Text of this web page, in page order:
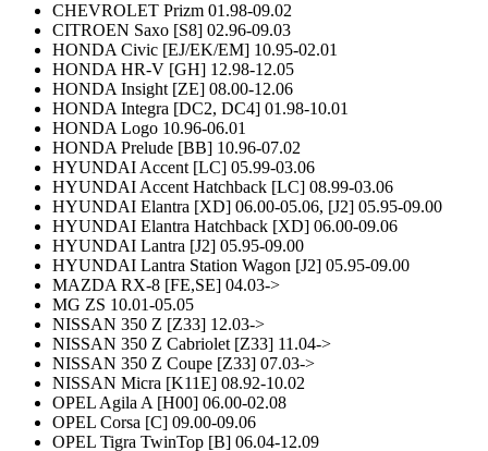
CHEVROLET Prizm 01.98-09.02
CITROEN Saxo [S8] 02.96-09.03
HONDA Civic [EJ/EK/EM] 10.95-02.01
HONDA HR-V [GH] 12.98-12.05
HONDA Insight [ZE] 08.00-12.06
HONDA Integra [DC2, DC4] 01.98-10.01
HONDA Logo 10.96-06.01
HONDA Prelude [BB] 10.96-07.02
HYUNDAI Accent [LC] 05.99-03.06
HYUNDAI Accent Hatchback [LC] 08.99-03.06
HYUNDAI Elantra [XD] 06.00-05.06, [J2] 05.95-09.00
HYUNDAI Elantra Hatchback [XD] 06.00-09.06
HYUNDAI Lantra [J2] 05.95-09.00
HYUNDAI Lantra Station Wagon [J2] 05.95-09.00
MAZDA RX-8 [FE,SE] 04.03->
MG ZS 10.01-05.05
NISSAN 350 Z [Z33] 12.03->
NISSAN 350 Z Cabriolet [Z33] 11.04->
NISSAN 350 Z Coupe [Z33] 07.03->
NISSAN Micra [K11E] 08.92-10.02
OPEL Agila A [H00] 06.00-02.08
OPEL Corsa [C] 09.00-09.06
OPEL Tigra TwinTop [B] 06.04-12.09